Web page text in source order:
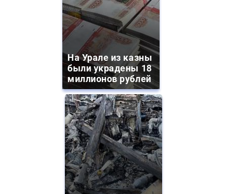
На Урале из казны
были украдены 18
миллионов рублей